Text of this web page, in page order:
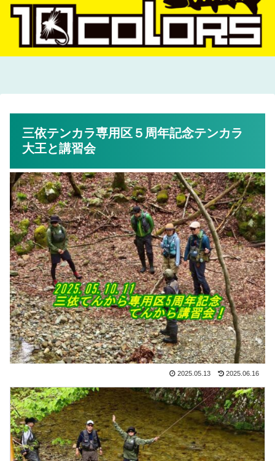
三依テンカラ専用区５周年記念テンカラ
大王と講習会
2025.05.13 2025.06.16